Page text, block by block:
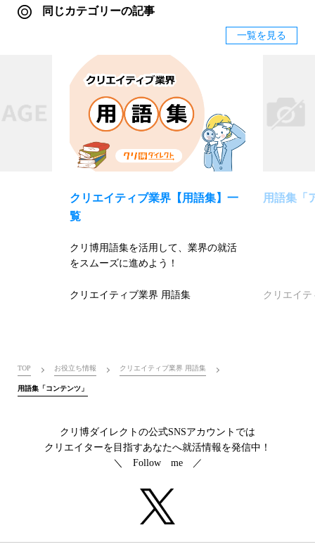
同じカテゴリーの記事
一覧を見る
クリエイティブ業界【用語集】一
覧
クリ博用語集を活用して、業界の就活
をスムーズに進めよう！
クリエイティブ業界 用語集
用語集「
クリエイ
TOP お役立ち情報 クリエイティブ業界 用語集
用語集「コンテンツ」
クリ博ダイレクトの公式SNSアカウントでは
クリエイターを目指すあなたへ就活情報を発信中！
＼ Follow me ／